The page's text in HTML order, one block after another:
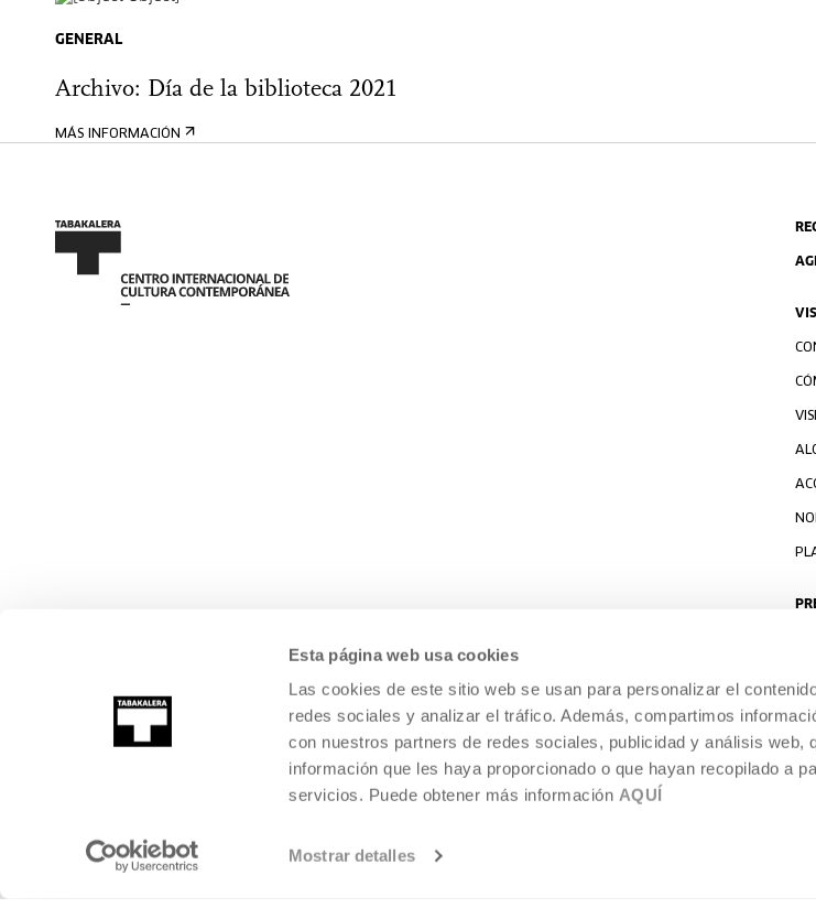
Esta página web usa cookies
Las cookies de este sitio web se usan para personalizar el
redes sociales y analizar el tráfico. Además, compartimos
con nuestros partners de redes sociales, publicidad y análisis web,
información que les haya proporcionado o que hayan recopilado a
servicios. Puede obtener más información AQUÍ
Mostrar detalles
GENERAL
Archivo: Día de la biblioteca 2021
MÁS INFORMACIÓN
2026 TABAKALERA.
CENTRO INTERNACIONAL DE CULTURA CONTEMPORÁNEA,